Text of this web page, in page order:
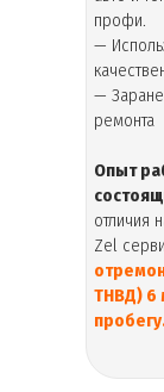
профи.
—
—
ремонта
Опыт
отличия
Zel
ТНВД) 6